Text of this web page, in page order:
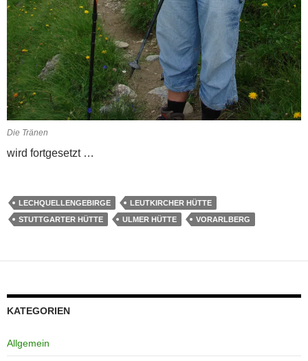
Die Tränen
wird fortgesetzt …
LECHQUELLENGEBIRGE
LEUTKIRCHER HÜTTE
STUTTGARTER HÜTTE
ULMER HÜTTE VORARLBERG
KATEGORIEN
Allgemein